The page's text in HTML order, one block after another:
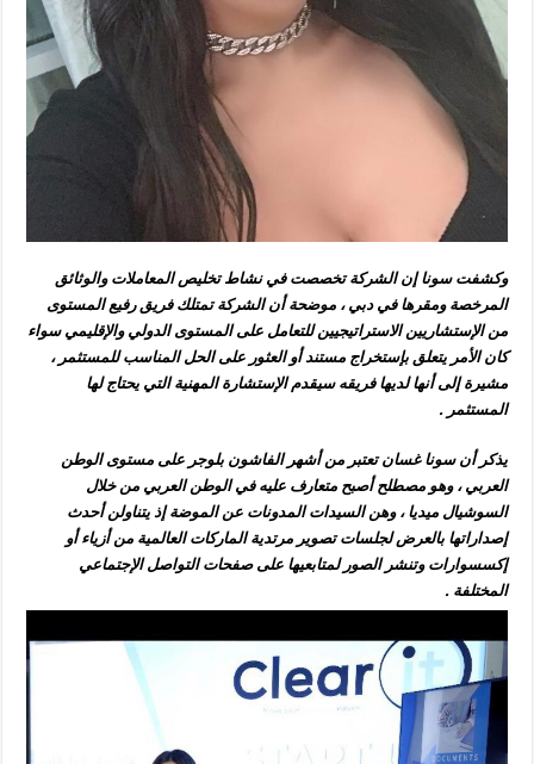
وكشفت سونا إن الشركة تخصصت في نشاط تخليص المعاملات والوثائق
المرخصة ومقرها في دبي ، موضحة أن الشركة تمتلك فريق رفيع المستوى
من الإستشاريين الاستراتيجيين للتعامل على المستوى الدولي والإقليمي سواء
كان الأمر يتعلق بإستخراج مستند أو العثور على الحل المناسب للمستثمر ،
مشيرة إلى أنها لديها فريقه سيقدم الإستشارة المهنية التي يحتاج لها
المستثمر .
يذكر أن سونا غسان تعتبر من أشهر الفاشون بلوجر على مستوى الوطن
العربي ، وهو مصطلح أصبح متعارف عليه في الوطن العربي من خلال
السوشيال ميديا ، وهن السيدات المدونات عن الموضة إذ يتناولن أحدث
إصداراتها بالعرض لجلسات تصوير مرتدية الماركات العالمية من أزياء أو
إكسسوارات وتنشر الصور لمتابعيها على صفحات التواصل الإجتماعي
المختلفة .